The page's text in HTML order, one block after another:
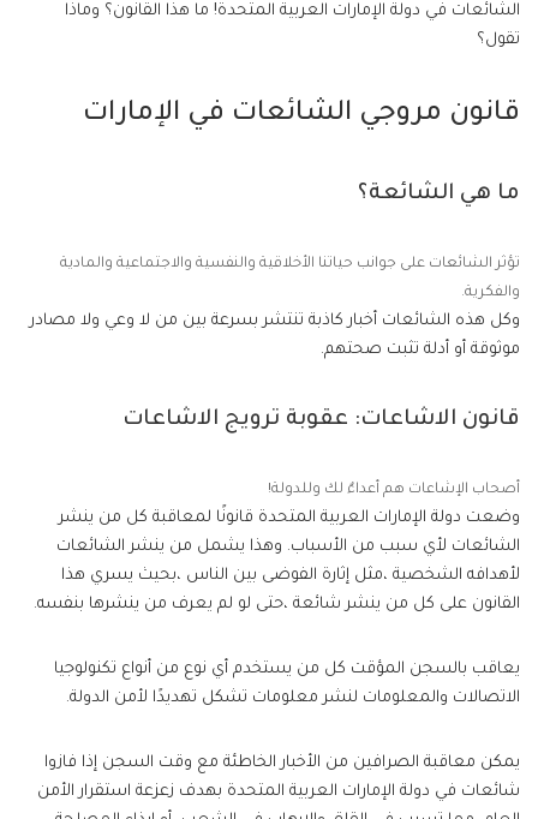
الشائعات في دولة الإمارات العربية المتحدة! ما هذا القانون؟ وماذا
تقول؟
قانون مروجي الشائعات في الإمارات
ما هي الشائعة؟
تؤثر الشائعات على جوانب حياتنا الأخلاقية والنفسية والاجتماعية والمادية
والفكرية.
وكل هذه الشائعات أخبار كاذبة تنتشر بسرعة بين من لا وعي ولا مصادر
موثوقة أو أدلة تثبت صحتهم.
قانون الاشاعات: عقوبة ترويج الاشاعات
أصحاب الإشاعات هم أعداءٌ لك وللدولة!
وضعت دولة الإمارات العربية المتحدة قانونًا لمعاقبة كل من ينشر
الشائعات لأي سبب من الأسباب. وهذا يشمل من ينشر الشائعات
لأهدافه الشخصية ،مثل إثارة الفوضى بين الناس ،بحيث يسري هذا
القانون على كل من ينشر شائعة ،حتى لو لم يعرف من ينشرها بنفسه.
يعاقب بالسجن المؤقت كل من يستخدم أي نوع من أنواع تكنولوجيا
الاتصالات والمعلومات لنشر معلومات تشكل تهديدًا لأمن الدولة.
يمكن معاقبة الصرافين من الأخبار الخاطئة مع وقت السجن إذا فازوا
شائعات في دولة الإمارات العربية المتحدة بهدف زعزعة استقرار الأمن